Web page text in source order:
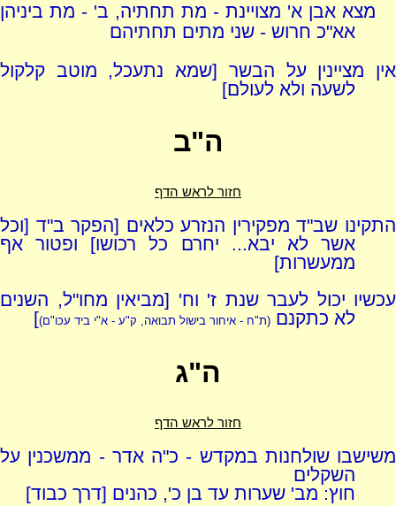
מצא אבן א' מצויינת - מת תחתיה, ב' - מת ביניהן
אא"כ חרוש - שני מתים תחתיהם
אין מציינין על הבשר [שמא נתעכל, מוטב קלקול
לשעה ולא לעולם]
ה"ב
חזור לראש הדף
התקינו שב"ד מפקירין הנזרע כלאים [הפקר ב"ד [וכל
אשר לא יבא... יחרם כל רכושו] ופטור אף
ממעשרות]
עכשיו יכול לעבר שנת ז' וח' [מביאין מחו"ל, השנים
לא כתקנם(ת"ח - איחור בישול תבואה, ק"ע - א"י ביד עכו"ם)]
ה"ג
חזור לראש הדף
משישבו שולחנות במקדש - כ"ה אדר - ממשכנין על
השקלים
חוץ: מב' שערות עד בן כ', כהנים [דרך כבוד]